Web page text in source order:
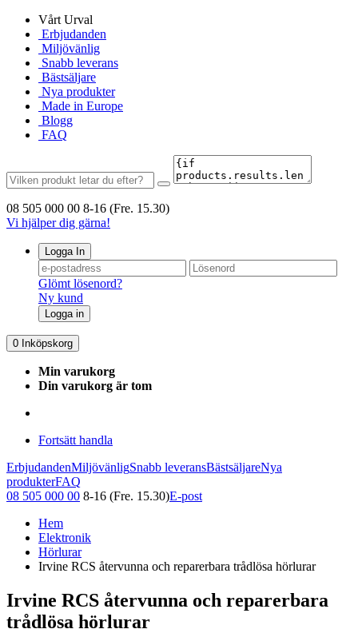
Vårt Urval
Erbjudanden
Miljövänlig
Snabb leverans
Bästsäljare
Nya produkter
Made in Europe
Blogg
FAQ
08 505 000 00 8-16 (Fre. 15.30)
Vi hjälper dig gärna!
Logga In
Glömt lösenord?
Ny kund
Logga in
0 Inköpskorg
Min varukorg
Din varukorg är tom
Fortsätt handla
ErbjudandenMiljövänligSnabb leveransBästsäljareNya
produkterFAQ
08 505 000 00 8-16 (Fre. 15.30)E-post
Hem
Elektronik
Hörlurar
Irvine RCS återvunna och reparerbara trådlösa hörlurar
Irvine RCS återvunna och reparerbara
trådlösa hörlurar